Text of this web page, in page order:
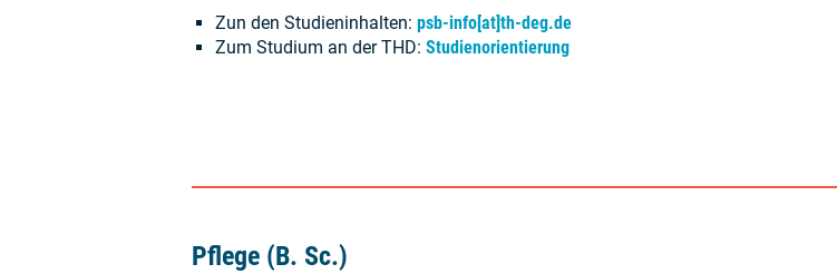
Zun den Studieninhalten: psb-info[at]th-deg.de
Zum Studium an der THD: Studienorientierung
Pflege (B. Sc.)